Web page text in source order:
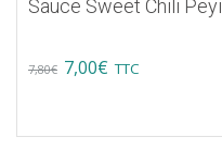
Sauce Sweet Chili Peyi
7,80€ Original
was:
7,00€ Current
is:
TTC